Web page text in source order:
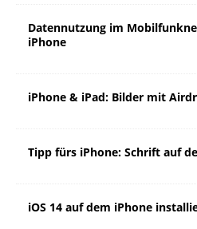
Datennutzung im
iPhone
iPhone & iPad: Bilder mit
Tipp fürs iPhone: Schrift auf
iOS 14 auf dem iPhone